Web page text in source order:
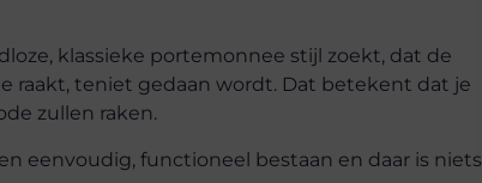
klassieke portemonnee stijl zoekt, dat de
raakt, teniet gedaan wordt. Dat betekent dat je
zullen raken.
eenvoudig, functioneel bestaan en daar is niets